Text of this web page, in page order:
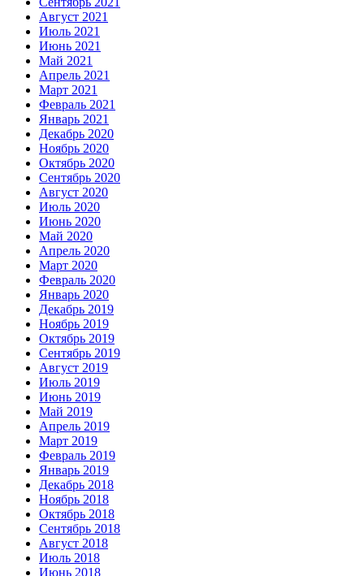
Август 2021
Июль 2021
Июнь 2021
Май 2021
Апрель 2021
Март 2021
Февраль 2021
Январь 2021
Декабрь 2020
Ноябрь 2020
Октябрь 2020
Сентябрь 2020
Август 2020
Июль 2020
Июнь 2020
Май 2020
Апрель 2020
Март 2020
Февраль 2020
Январь 2020
Декабрь 2019
Ноябрь 2019
Октябрь 2019
Сентябрь 2019
Август 2019
Июль 2019
Июнь 2019
Май 2019
Апрель 2019
Март 2019
Февраль 2019
Январь 2019
Декабрь 2018
Ноябрь 2018
Октябрь 2018
Сентябрь 2018
Август 2018
Июль 2018
Июнь 2018